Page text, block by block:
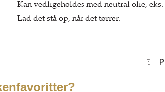
Kan vedligeholdes med neutral olie, eks.
Lad det stå op, når det tørrer.
i følgende